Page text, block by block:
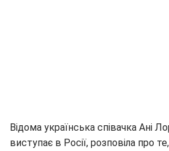
Відома українська співачка Ані
виступає в Росії, розповіла про